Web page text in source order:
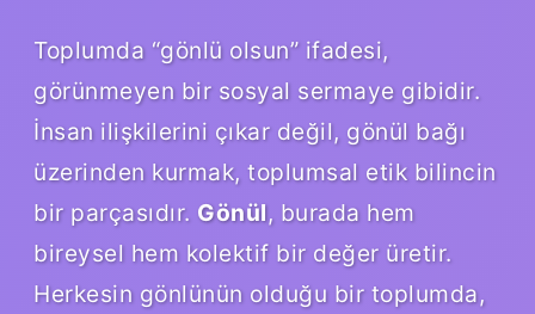
Toplumda “gönlü olsun” ifadesi,
görünmeyen bir sosyal sermaye gibidir.
İnsan ilişkilerini çıkar değil, gönül bağı
üzerinden kurmak, toplumsal etik bilincin
bir parçasıdır. Gönül, burada hem
bireysel hem kolektif bir değer üretir.
Herkesin gönlünün olduğu bir toplumda,